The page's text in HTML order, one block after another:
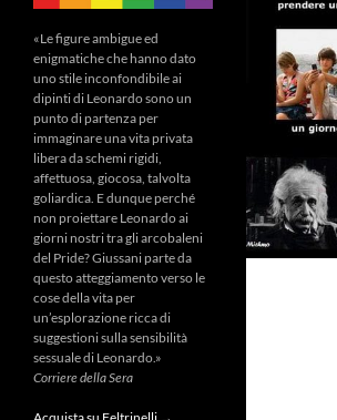
«Le figure ambigue ed
enigmatiche che hanno dato
uno stile inconfondibile ai
dipinti di Leonardo sono un
punto di partenza per
immaginare una vita privata
libera da schemi rigidi,
affettuosa, giocosa, talvolta
goliardica. E dunque perché
non proiettare Leonardo ai
giorni nostri tra gli arcobaleni
del Pride? Giussani parte da
questo atteggiamento verso le
cose della vita per
un’esplorazione ricca di
suggestioni sulla sensibilità
sessuale di Leonardo.»
Corriere della Sera